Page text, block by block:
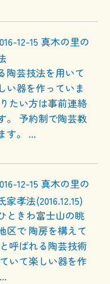
12-15 真木の里の
陶芸技法を用いて
い器を作っていま
たい方は事前連絡
。 予約制で陶芸教
す。 ...
12-15 真木の里の
孝法(2016.12.15)
ときわ富士山の眺
区で 陶房を構えて
呼ばれる陶芸技術
いて楽しい器を作